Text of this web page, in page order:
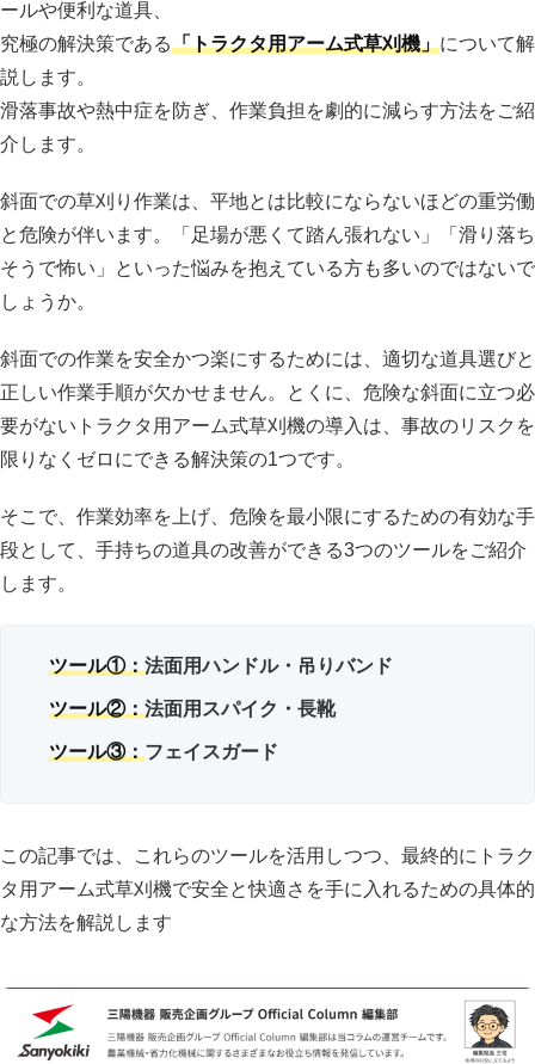
ールや便利な道具、
究極の解決策である「トラクタ用アーム式草刈機」について解
説します。
滑落事故や熱中症を防ぎ、作業負担を劇的に減らす方法をご紹
介します。
斜面での草刈り作業は、平地とは比較にならないほどの重労働
と危険が伴います。「足場が悪くて踏ん張れない」「滑り落ち
そうで怖い」といった悩みを抱えている方も多いのではないで
しょうか。
斜面での作業を安全かつ楽にするためには、適切な道具選びと
正しい作業手順が欠かせません。とくに、危険な斜面に立つ必
要がないトラクタ用アーム式草刈機の導入は、事故のリスクを
限りなくゼロにできる解決策の1つです。
そこで、作業効率を上げ、危険を最小限にするための有効な手
段として、手持ちの道具の改善ができる3つのツールをご紹介
します。
ツール①：法面用ハンドル・吊りバンド
ツール②：法面用スパイク・長靴
ツール③：フェイスガード
この記事では、これらのツールを活用しつつ、最終的にトラク
タ用アーム式草刈機で安全と快適さを手に入れるための具体的
な方法を解説します